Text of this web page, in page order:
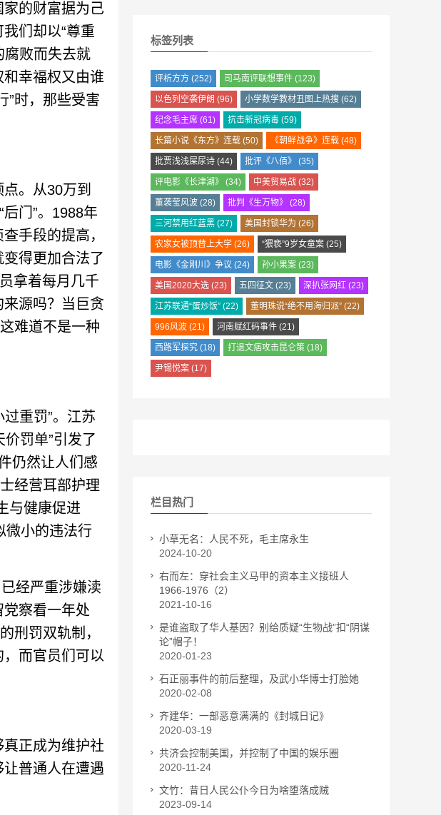
的财富据为己
们却以“尊重
腐败而失去就
幸福权又由谁
”时，那些受害
。从30万到
门”。1988年
手段的提高，
得更加合法了
拿着每月几千
源吗？当巨贪
难道不是一种
重罚”。江苏
罚单”引发了
仍然让人们感
经营耳部护理
与健康促进
微小的违法行
经严重涉嫌渎
察看一年处
刑罚双轨制，
而官员们可以
正成为维护社
普通人在遭遇
标签列表
评析方方 (252) 司马南评联想事件 (123)
以色列空袭伊朗 (96) 小学数学教材丑图上热搜 (62)
纪念毛主席 (61) 抗击新冠病毒 (59)
长篇小说《东方》连载 (50) 《朝鲜战争》连载 (48)
批贾浅浅屎尿诗 (44) 批评《八佰》 (35)
评电影《长津湖》 (34) 中美贸易战 (32)
董袭莹风波 (28) 批判《生万物》 (28)
三河禁用红蓝黑 (27) 美国封锁华为 (26)
农家女被顶替上大学 (26) “猥亵”9岁女童案 (25)
电影《金刚川》争议 (24) 孙小果案 (23)
美国2020大选 (23) 五四征文 (23) 深扒张网红 (23)
江苏联通“蛋炒饭” (22) 董明珠说“绝不用海归派” (22)
996风波 (21) 河南赋红码事件 (21)
西路军探究 (18) 打退文痞攻击昆仑策 (18)
尹锡悦案 (17)
栏目热门
小草无名：人民不死，毛主席永生
2024-10-20
右而左：穿社会主义马甲的资本主义接班人
1966-1976（2）
2021-10-16
是谁盗取了华人基因？别给质疑“生物战”扣“阴谋
论”帽子！
2020-01-23
石正丽事件的前后整理，及武小华博士打脸她
2020-02-08
齐建华：一部恶意满满的《封城日记》
2020-03-19
共济会控制美国，并控制了中国的娱乐圈
2020-11-24
文竹：昔日人民公仆今日为啥堕落成贼
2023-09-14